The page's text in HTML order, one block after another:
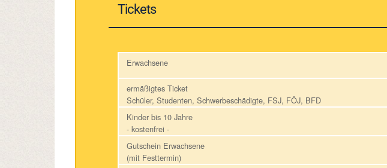
Tickets
Erwachsene
ermäßigtes Ticket
Schüler, Studenten, Schwerbeschädigte, FSJ, FÖJ, BFD
Kinder bis 10 Jahre
- kostenfrei -
Gutschein Erwachsene
(mit Festtermin)